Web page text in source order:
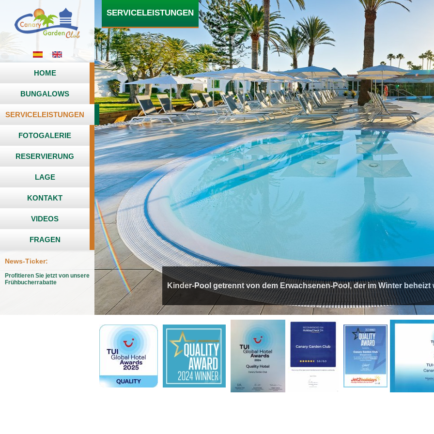
HOME
BUNGALOWS
SERVICELEISTUNGEN
FOTOGALERIE
RESERVIERUNG
LAGE
KONTAKT
VIDEOS
FRAGEN
News-Ticker:
Profitieren Sie jetzt von unsere
Frühbucherrabatte
Kinder-Pool getrennt von dem Erwachsenen-Pool, der im Winter beheizt
SERVICELEISTUNGEN